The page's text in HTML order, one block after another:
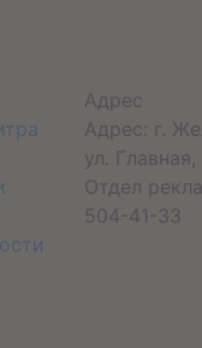
Адрес
Адрес: г.
ул.
Отдел
504-41-33